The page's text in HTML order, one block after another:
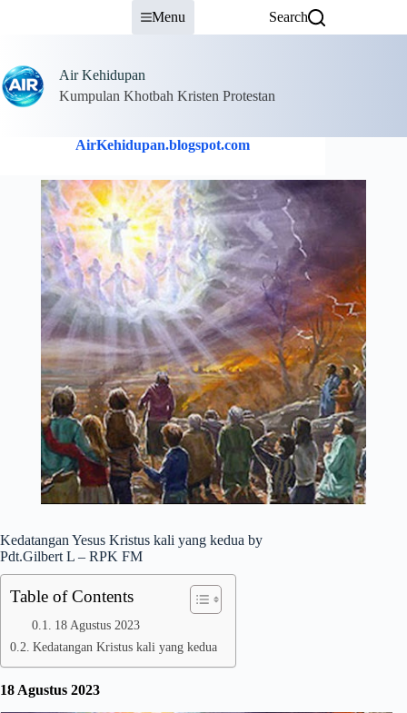
Menu Search
Air Kehidupan
Kumpulan Khotbah Kristen Protestan
AirKehidupan.blogspot.com
Kedatangan Yesus Kristus kali yang kedua by
Pdt.Gilbert L – RPK FM
Table of Contents
18 Agustus 2023
Kedatangan Kristus kali yang kedua
18 Agustus 2023